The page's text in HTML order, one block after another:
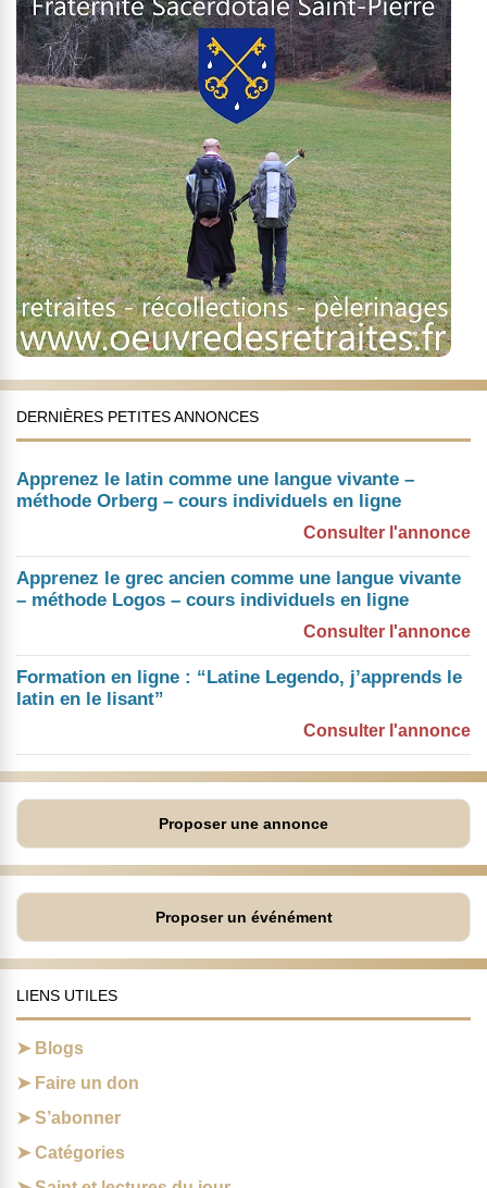
DERNIÈRES PETITES ANNONCES
Apprenez le latin comme une langue vivante –
méthode Orberg – cours individuels en ligne
Consulter l'annonce
Apprenez le grec ancien comme une langue vivante
– méthode Logos – cours individuels en ligne
Consulter l'annonce
Formation en ligne : “Latine Legendo, j’apprends le
latin en le lisant”
Consulter l'annonce
Proposer une annonce
Proposer un événément
LIENS UTILES
Blogs
Faire un don
S’abonner
Catégories